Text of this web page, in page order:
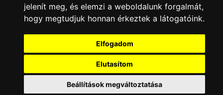
jelenít meg, és elemzi a weboldalunk forgalmát,
hogy megtudjuk honnan érkeztek a látogatóink.
Elfogadom
Elutasítom
Beállítások megváltoztatása